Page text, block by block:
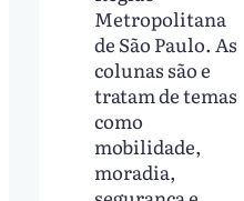
Metropolitana
de São Paulo. As
colunas são e
tratam de temas
como
mobilidade,
moradia,